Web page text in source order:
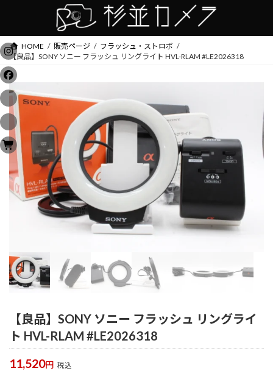
ン
ツ
へ
ス
キ
ッ
プ
ー
シ
ョ
ン
に
移
動
HOME 販売ページ
フラッシュ・ストロボ
【良品】SONY ソニー フラッシュ リングライト HVL-RLAM #LE2026318
【良品】SONY ソニー フラッシュ リングライ
ト HVL-RLAM #LE2026318
11,520円 税込